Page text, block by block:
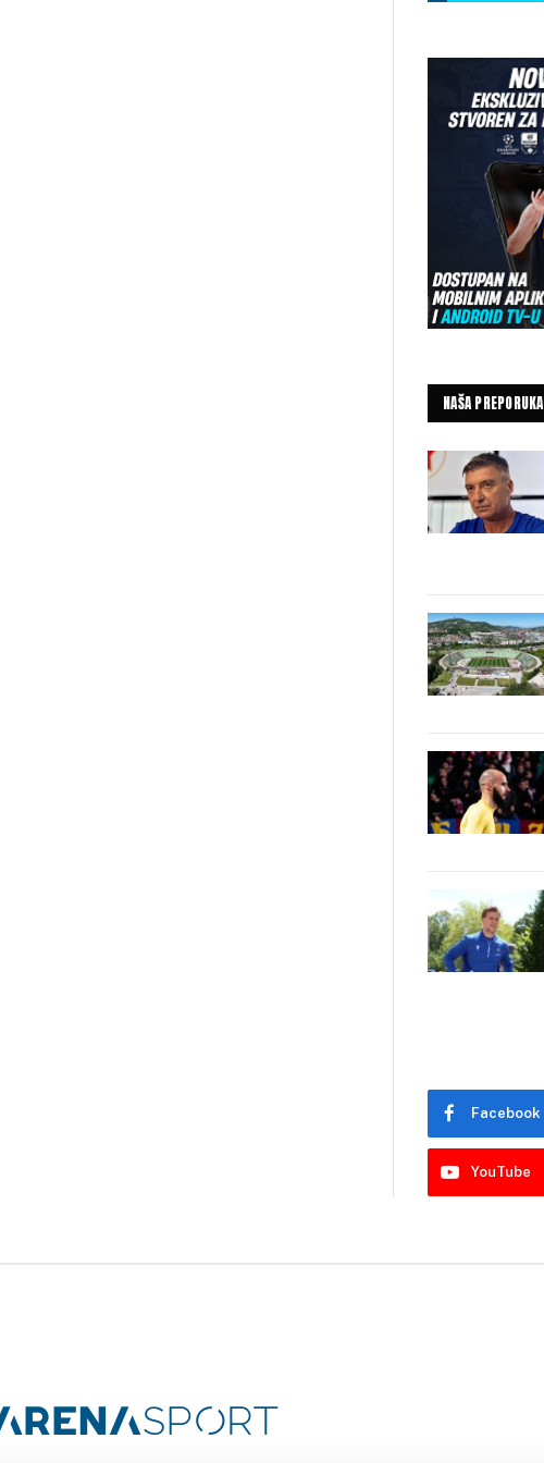
NAŠA PREPORUKA
Facebook
YouTube